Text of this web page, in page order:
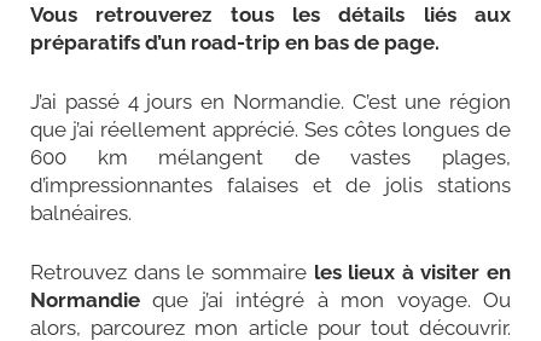
Vous retrouverez tous les détails liés aux
préparatifs d’un road-trip en bas de page.
J’ai passé 4 jours en Normandie. C’est une région
que j’ai réellement apprécié. Ses côtes longues de
600 km mélangent de vastes plages,
d’impressionnantes falaises et de jolis stations
balnéaires.
Retrouvez dans le sommaire les lieux à visiter en
Normandie que j’ai intégré à mon voyage. Ou
alors, parcourez mon article pour tout découvrir.